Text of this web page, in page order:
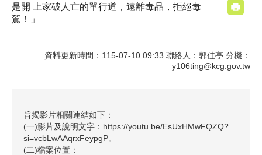
是開 上家破人亡的單行道，遠離毒品，拒絕毒
駕！」
資料更新時間：115-07-10 09:33 聯絡人：郭佳亭 分機：
y106ting@kcg.gov.tw
旨揭影片相關連結如下：
(一)影片及說明文字：https://youtu.be/EsUxHMwFQZQ?
si=vcbLwAAqrxFeypgP。
(二)檔案位置：